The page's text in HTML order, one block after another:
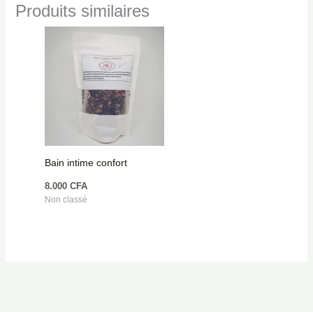
Produits similaires
Bain intime confort
8.000 CFA
Non classé